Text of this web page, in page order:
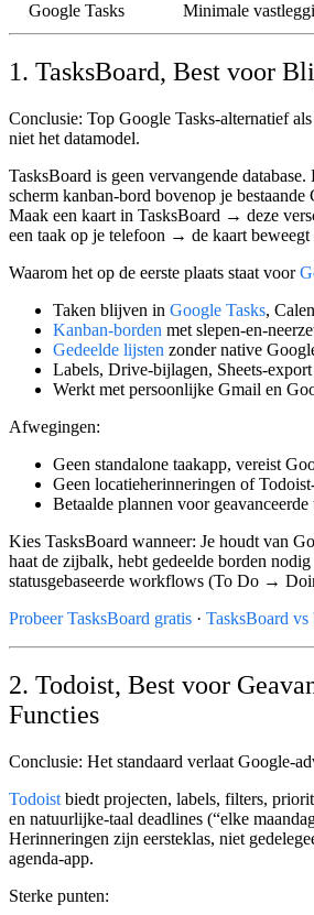
Google Tasks
Minimale
1. TasksBoard, Best voor
Conclusie: Top Google Tasks-alternatiefals
niet het datamodel.
TasksBoard is geen vervangende
scherm kanban-bord bovenop je bestaande
Maak een kaart in TasksBoard → deze
een taak op je telefoon → de kaart beweegt
Waarom het op de eerste plaats staat voor
Taken blijven in Google Tasks,
Kanban-borden met slepen-en-
Gedeelde lijsten zonder native
Labels, Drive-bijlagen, Sheets-export
Werkt met persoonlijke Gmail en
Afwegingen:
Geen standalone taakapp, vereist
Geen locatieherinneringen of
Betaalde plannen voor geavanceerde
Kies TasksBoard wanneer: Je houdt van
haat de zijbalk, hebt gedeelde borden
statusgebaseerde workflows (To Do →
Probeer TasksBoard gratis · TasksBoard
2. Todoist, Best voor
Functies
Conclusie: Het standaard verlaat Google-
Todoist biedt projecten, labels, filters,
en natuurlijke-taal deadlines (“elke
Herinneringen zijn eersteklas, niet
agenda-app.
Sterke punten: